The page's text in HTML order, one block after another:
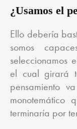
¿Usamos el
Ello debería
somos
seleccionamos
el cual girará
pensamiento
monotemático
terminaría por